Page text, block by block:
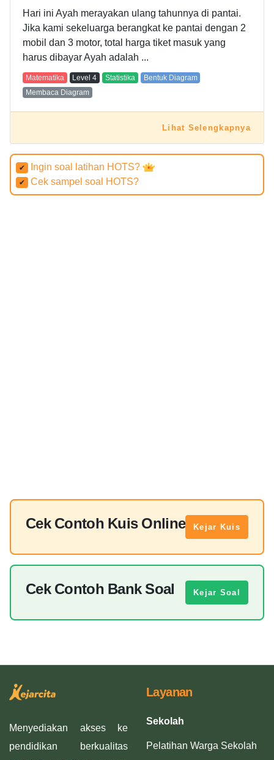
Hari ini Ayah merayakan ulang tahunnya di pantai.
Jika kami sekeluarga berangkat ke pantai dengan 2
mobil dan 3 motor, total harga tiket masuk yang
harus dibayar Ayah adalah ...
Matematika Level 4 Statistika
Bentuk Diagram
Membaca Diagram
Lihat Selengkapnya
✔ Ingin soal latihan HOTS?
✔ Cek sampel soal HOTS?
Cek Contoh Kuis Online Kejar Kuis
Cek Contoh Bank Soal Kejar Soal
Menyediakan akses ke
pendidikan berkualitas
Layanan
Sekolah
Pelatihan Warga Sekolah